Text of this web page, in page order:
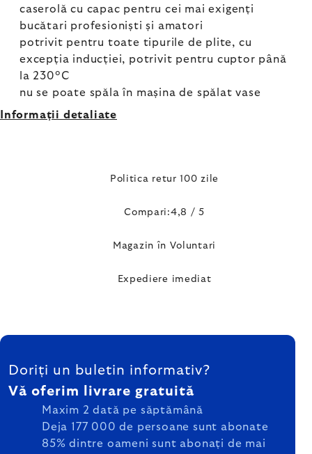
caserolă cu capac pentru cei mai exigenți
bucătari profesioniști și amatori
potrivit pentru toate tipurile de plite, cu
excepția inducției, potrivit pentru cuptor până
la 230°C
nu se poate spăla în mașina de spălat vase
Informaţii detaliate
Politica retur 100 zile
Compari:4,8 / 5
Magazin în Voluntari
Expediere imediat
SUBSOL
Doriți un buletin informativ?
Vă oferim livrare gratuită
Maxim 2 dată pe săptămână
Deja 177 000 de persoane sunt abonate
85% dintre oameni sunt abonați de mai